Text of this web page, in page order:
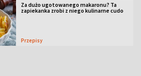
Za dużo ugotowanego makaronu? Ta
zapiekanka zrobi z niego kulinarne cudo
Przepisy